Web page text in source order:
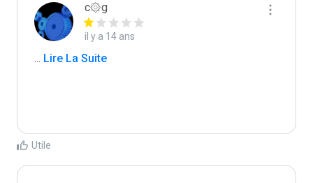
c۞g
il y a 14 ans
... Lire La Suite
Utile